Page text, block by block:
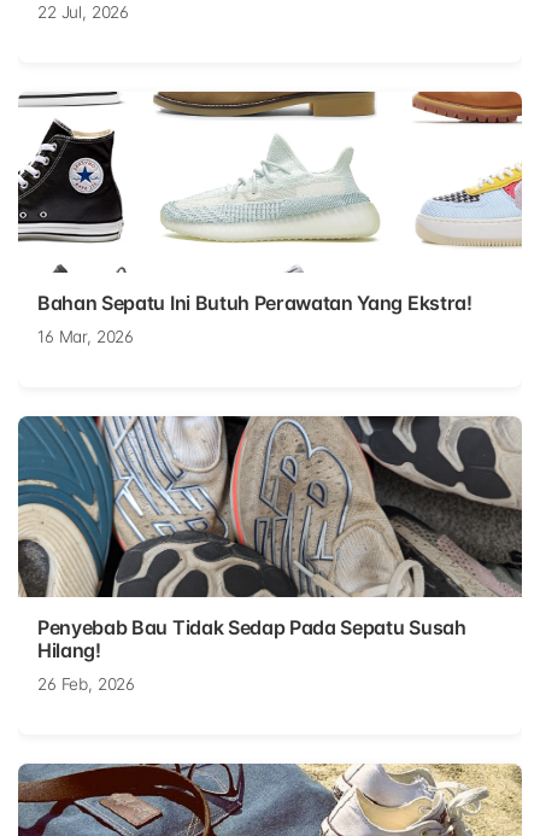
22 Jul, 2026
Bahan Sepatu Ini Butuh Perawatan Yang Ekstra!
16 Mar, 2026
Penyebab Bau Tidak Sedap Pada Sepatu Susah
Hilang!
26 Feb, 2026